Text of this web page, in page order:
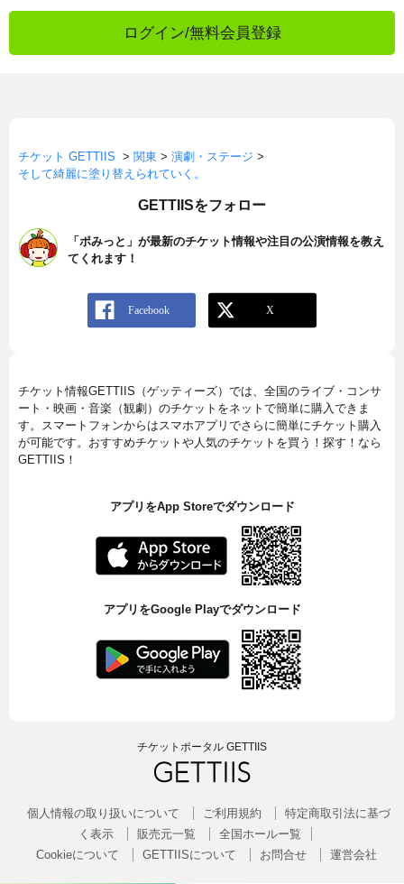
ログイン/無料会員登録
チケット GETTIIS > 関東 > 演劇・ステージ >
そして綺麗に塗り替えられていく。
GETTIISをフォロー
「ポみっと」が最新のチケット情報や注目の公演情報を教え
てくれます！
チケット情報GETTIIS（ゲッティーズ）では、全国のライブ・コンサ
ート・映画・音楽（観劇）のチケットをネットで簡単に購入できま
す。スマートフォンからはスマホアプリでさらに簡単にチケット購入
が可能です。おすすめチケットや人気のチケットを買う！探す！なら
GETTIIS！
アプリをApp Storeでダウンロード
アプリをGoogle Playでダウンロード
チケットポータル GETTIIS
個人情報の取り扱いについて ご利用規約
特定商取引法に基づ
く表示
販売元一覧
全国ホールー覧
Cookieについて
GETTIISについて お問合せ 運営会社